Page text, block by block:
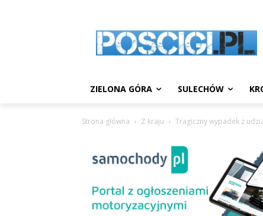
ZIELONA GÓRA SULECHÓW
Strona główna Z kraju Tragiczny wypadek z